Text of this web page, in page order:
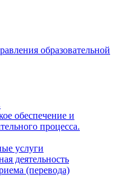
образовательной
обеспечение и
процесса.
услуги
деятельность
(перевода)